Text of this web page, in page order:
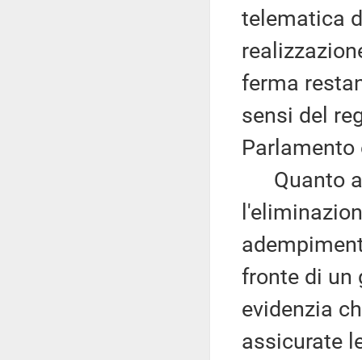
telematica
ferma
sensi del
Parlamento
Quanto al
fronte di un
evidenzia
assicurate